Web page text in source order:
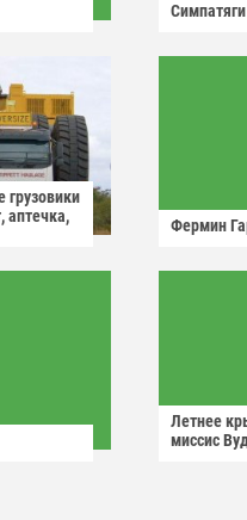
Симпатяги
аптечка,
Фермин
Летнее
миссис